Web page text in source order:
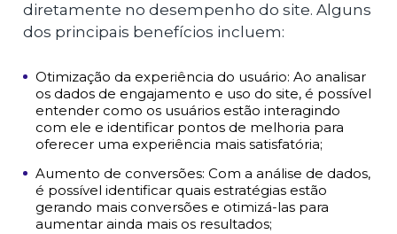
diretamente no desempenho do site. Alguns
dos principais benefícios incluem:
Otimização da experiência do usuário: Ao analisar
os dados de engajamento e uso do site, é possível
entender como os usuários estão interagindo
com ele e identificar pontos de melhoria para
oferecer uma experiência mais satisfatória;
Aumento de conversões: Com a análise de dados,
é possível identificar quais estratégias estão
gerando mais conversões e otimizá-las para
aumentar ainda mais os resultados;